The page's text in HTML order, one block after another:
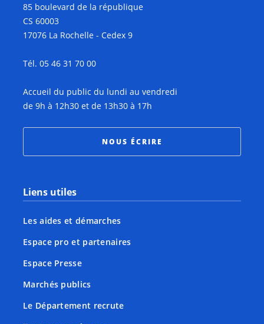
85 boulevard de la république
CS 60003
17076 La Rochelle - Cedex 9
Tél. 05 46 31 70 00
Accueil du public du lundi au vendredi
de 9h à 12h30 et de 13h30 à 17h
NOUS ÉCRIRE
Liens utiles
Les aides et démarches
Espace pro et partenaires
Espace Presse
Marchés publics
Le Département recrute